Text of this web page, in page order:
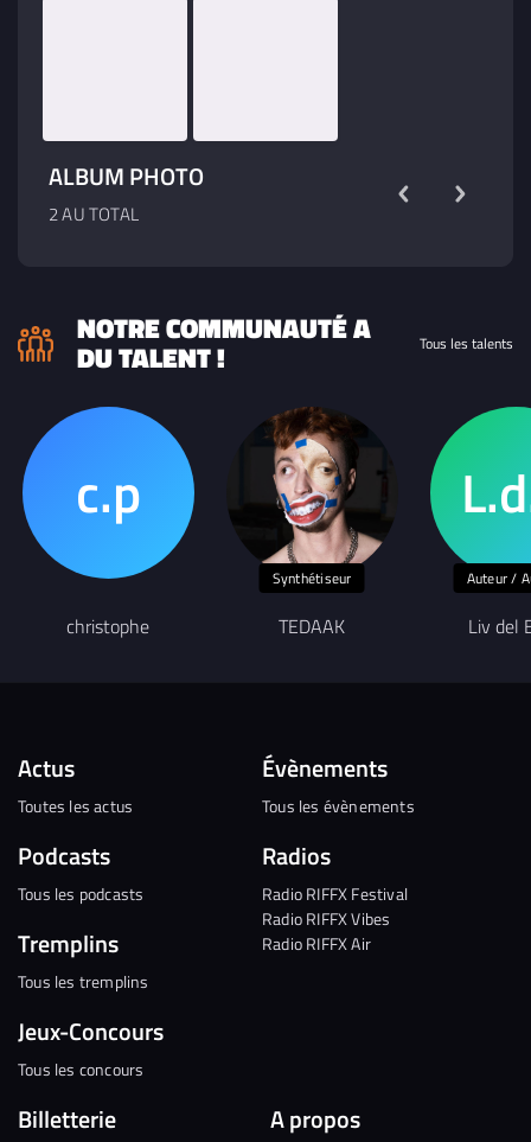
ALBUM PHOTO
2 AU TOTAL
NOTRE COMMUNAUTÉ A
DU TALENT ! Tous les talents
christophe
Synthétiseur
TEDAAK
Auteur /
Liv del
Actus
Toutes les actus
Podcasts
Tous les podcasts
Tremplins
Tous les tremplins
Jeux-Concours
Tous les concours
Évènements
Tous les évènements
Radios
Radio RIFFX Festival
Radio RIFFX Vibes
Radio RIFFX Air
Billetterie A propos